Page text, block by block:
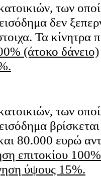
των
δεν
Τα κίνητρα
(άτοκο δάνειο)
των
80.000 ευρώ
επιτοκίου 100%
ύψους 15%.